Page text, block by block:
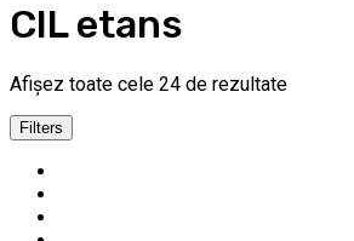
CIL etans
Afișez toate cele 24 de rezultate
Filters